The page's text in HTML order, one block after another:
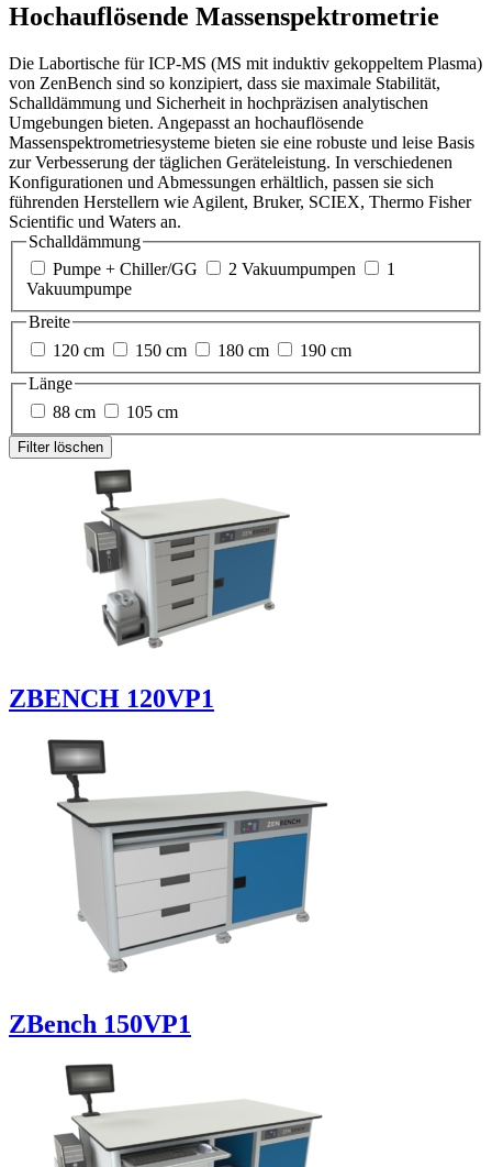
Hochauflösende Massenspektrometrie
Die Labortische für ICP-MS (MS mit induktiv gekoppeltem Plasma)
von ZenBench sind so konzipiert, dass sie maximale Stabilität,
Schalldämmung und Sicherheit in hochpräzisen analytischen
Umgebungen bieten. Angepasst an hochauflösende
Massenspektrometriesysteme bieten sie eine robuste und leise Basis
zur Verbesserung der täglichen Geräteleistung. In verschiedenen
Konfigurationen und Abmessungen erhältlich, passen sie sich
führenden Herstellern wie Agilent, Bruker, SCIEX, Thermo Fisher
Scientific und Waters an.
Schalldämmung
Pumpe + Chiller/GG
2 Vakuumpumpen
1
Vakuumpumpe
Breite
120 cm
150 cm 180 cm
190 cm
Länge
88 cm
105 cm
Filter löschen
ZBENCH 120VP1
ZBench 150VP1